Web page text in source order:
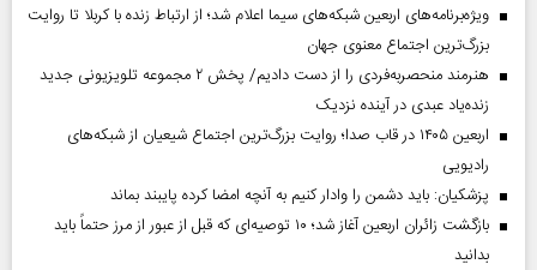
ویژه‌برنامه‌های اربعین شبکه‌های سیما اعلام شد؛ از ارتباط زنده با کربلا تا روایت
بزرگ‌ترین اجتماع معنوی جهان
هنرمند منحصر‌به‌فردی را از دست دادیم/ پخش ۲ مجموعه تلویزیونی جدید
زنده‌یاد عبدی در آینده نزدیک
اربعین ۱۴۰۵ در قاب صدا؛ روایت بزرگ‌ترین اجتماع شیعیان از شبکه‌های
رادیویی
پزشکیان: باید دشمن را وادار کنیم به آنچه امضا کرده پایبند بماند
بازگشت زائران اربعین آغاز شد؛ ۱۰ توصیه‌ای که قبل از عبور از مرز حتماً باید
بدانید